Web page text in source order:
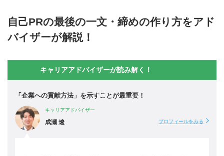
自己PRの最後の一文・締めの作り方をアド
バイザーが解説！
キャリアアドバイザーが読み解く！
「企業への貢献方法」を示すことが最重要！
キャリアアドバイザー
成瀬 遼 プロフィールをみる